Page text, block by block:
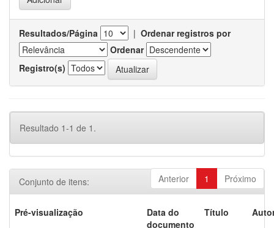
Resultados/Página | Ordenar registros por
Ordenar
Registro(s)
Resultado 1-1 de 1.
Anterior 1 Próximo
Conjunto de itens:
Pré-visualização
Data do
documento
Título